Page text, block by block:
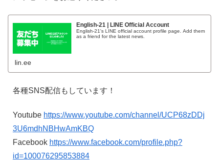
English-21 | LINE Official Account
English-21's LINE official account profile page. Add them
as a friend for the latest news.
lin.ee
各種SNS配信もしています！
Youtube https://www.youtube.com/channel/UCP68zDDj
3U6mdhNBHwAmKBQ
Facebook https://www.facebook.com/profile.php?
id=100076295853884